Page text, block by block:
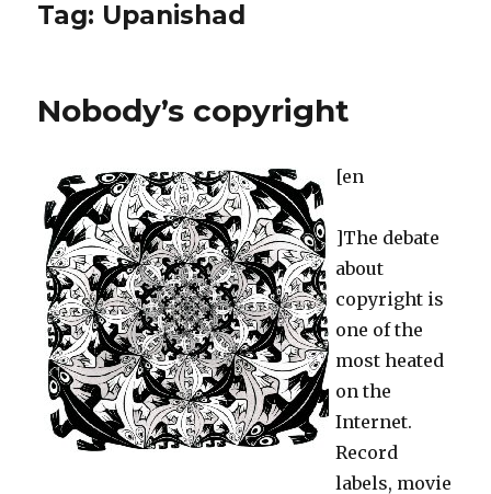
Tag: Upanishad
Nobody’s copyright
[en
]The debate
about
copyright is
one of the
most heated
on the
Internet.
Record
labels, movie